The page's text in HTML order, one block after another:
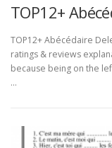
TOP12+
TOP12+ Abécédaire
ratings & reviews
because being on the
…